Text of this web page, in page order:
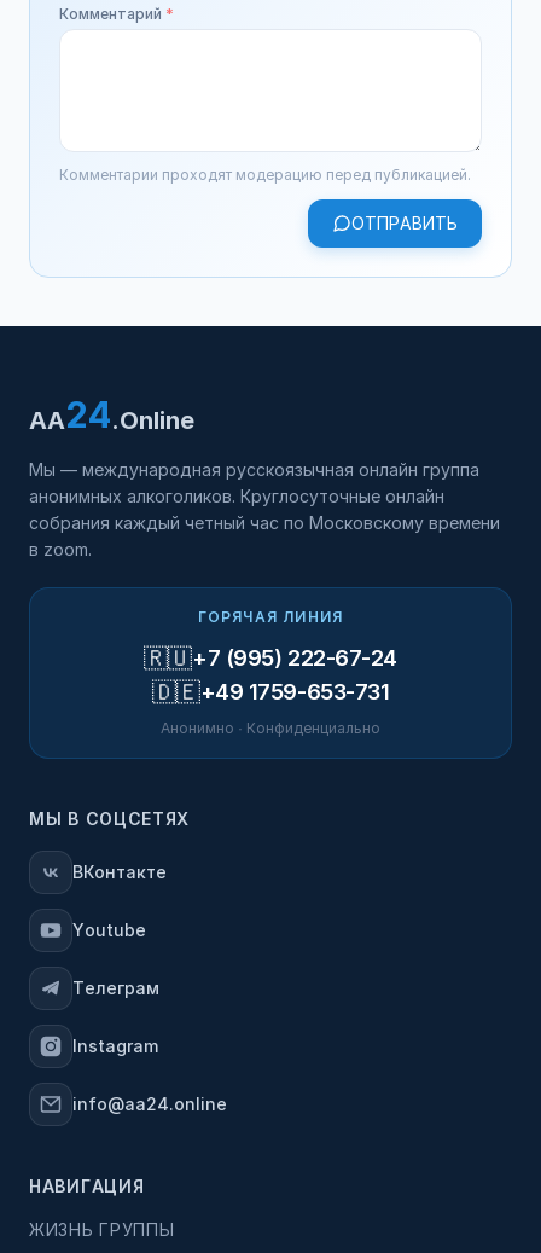
Комментарий *
Комментарии проходят модерацию перед публикацией.
ОТПРАВИТЬ
AA24.Online
Мы — международная русскоязычная онлайн группа
анонимных алкоголиков. Круглосуточные онлайн
собрания каждый четный час по Московскому времени
в zoom.
ГОРЯЧАЯ ЛИНИЯ
🇷🇺+7 (995) 222-67-24
🇩🇪+49 1759-653-731
Анонимно · Конфиденциально
МЫ В СОЦСЕТЯХ
ВКонтакте
Youtube
Телеграм
Instagram
info@aa24.online
НАВИГАЦИЯ
ЖИЗНЬ ГРУППЫ